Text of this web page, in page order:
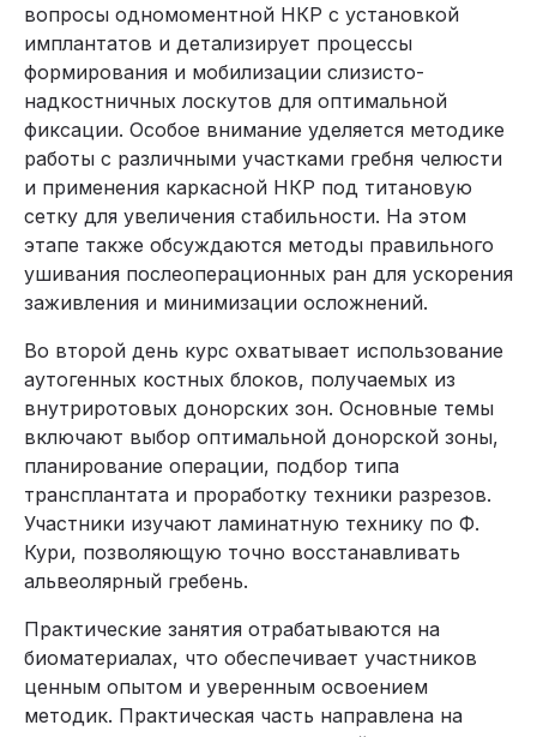
вопросы одномоментной НКР с установкой
имплантатов и детализирует процессы
формирования и мобилизации слизисто-
надкостничных лоскутов для оптимальной
фиксации. Особое внимание уделяется методике
работы с различными участками гребня челюсти
и применения каркасной НКР под титановую
сетку для увеличения стабильности. На этом
этапе также обсуждаются методы правильного
ушивания послеоперационных ран для ускорения
заживления и минимизации осложнений.
Во второй день курс охватывает использование
аутогенных костных блоков, получаемых из
внутриротовых донорских зон. Основные темы
включают выбор оптимальной донорской зоны,
планирование операции, подбор типа
трансплантата и проработку техники разрезов.
Участники изучают ламинатную технику по Ф.
Кури, позволяющую точно восстанавливать
альвеолярный гребень.
Практические занятия отрабатываются на
биоматериалах, что обеспечивает участников
ценным опытом и уверенным освоением
методик. Практическая часть направлена на